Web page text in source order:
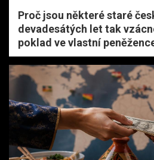
Proč jsou některé staré
devadesátých let tak
poklad ve vlastní